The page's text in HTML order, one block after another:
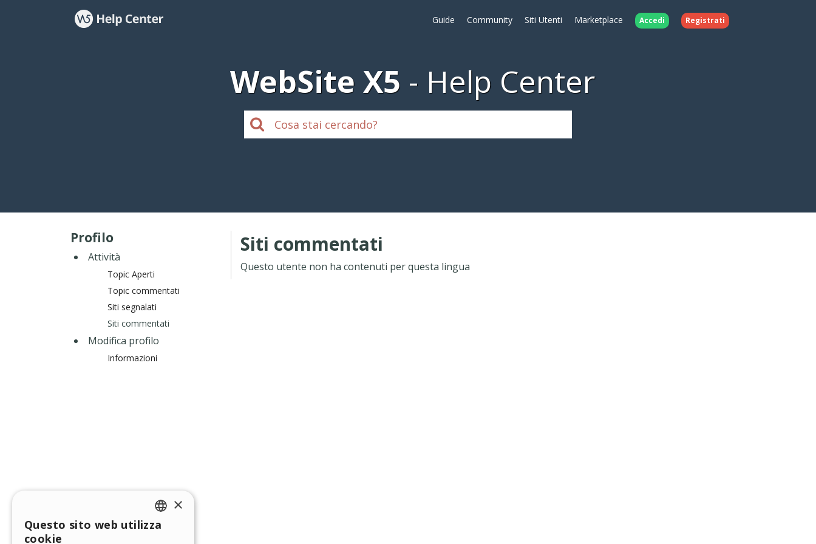
Guide Community Siti Utenti Marketplace Accedi Registrati
WebSite X5 Help Center
Profilo
Attività
Topic Aperti
Topic commentati
Siti segnalati
Siti commentati
Modifica profilo
Informazioni
Siti commentati
Questo utente non ha contenuti per questa lingua
ENGLISH
×
Questo sito web utilizza
cookie